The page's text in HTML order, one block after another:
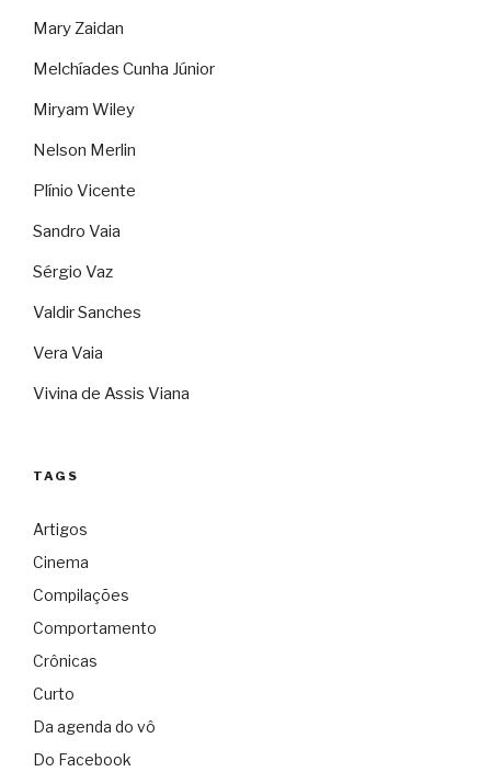
Mary Zaidan
Melchíades Cunha Júnior
Miryam Wiley
Nelson Merlin
Plínio Vicente
Sandro Vaia
Sérgio Vaz
Valdir Sanches
Vera Vaia
Vivina de Assis Viana
TAGS
Artigos
Cinema
Compilações
Comportamento
Crônicas
Curto
Da agenda do vô
Do Facebook